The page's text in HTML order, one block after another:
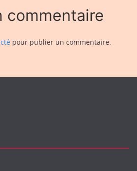
commentaire
pour publier un commentaire.